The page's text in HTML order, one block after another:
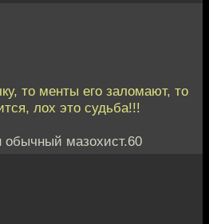
то менты его заломают, то
лох это судьба!!!
мазохист.60